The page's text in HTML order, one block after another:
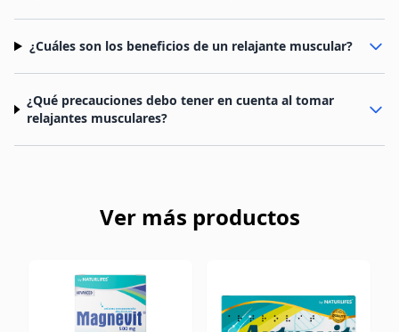
¿Cuáles son los beneficios de un relajante muscular?
¿Qué precauciones debo tener en cuenta al tomar
relajantes musculares?
Ver más productos